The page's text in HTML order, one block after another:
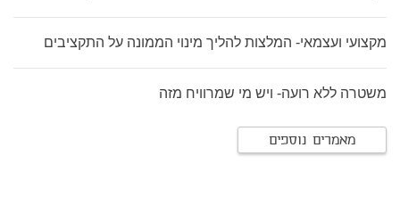
מקצועי ועצמאי- המלצות להליך מינוי הממונה על התקציבים
משטרה ללא רועה- ויש מי שמרוויח מזה
מאמרים נוספים